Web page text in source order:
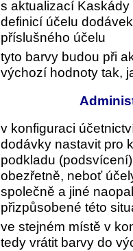
s aktualizací
definicí účelu
příslušného účelu
tyto barvy budou při
výchozí hodnoty tak,
v konfiguraci
dodávky nastavit pro
podkladu
obezřetně, neboť
společně a jiné
přizpůsobené této
ve stejném místě v
tedy vrátit barvy do